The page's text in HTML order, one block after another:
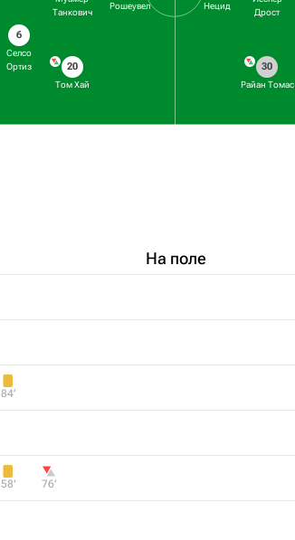
6
Селсо
Ортиз
Танкович
20
Том Хай
Рошеувел
Дрост
30
Райан Томас
Нецид
На поле
84‎’‎
58‎’‎ 76‎’‎